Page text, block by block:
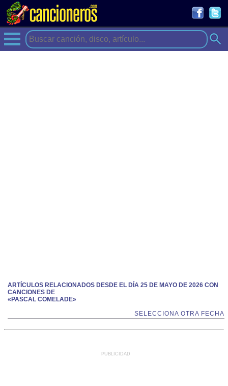
ARTÍCULOS RELACIONADOS DESDE EL DÍA 25 DE MAYO DE 2026 CON
CANCIONES DE
«PASCAL COMELADE»
SELECCIONA OTRA FECHA
PUBLICIDAD